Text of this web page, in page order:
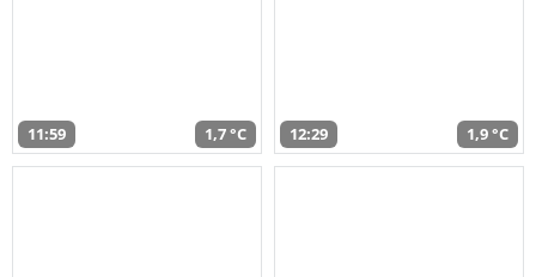
11:59 1,7 °C 12:29 1,9 °C